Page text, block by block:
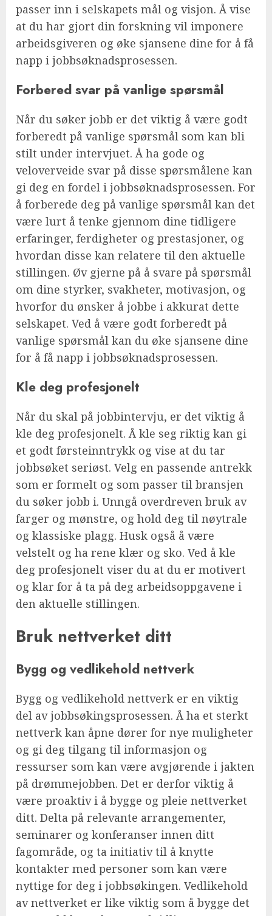
passer inn i selskapets mål og visjon. Å vise
at du har gjort din forskning vil imponere
arbeidsgiveren og øke sjansene dine for å få
napp i jobbsøknadsprosessen.
Forbered svar på vanlige spørsmål
Når du søker jobb er det viktig å være godt
forberedt på vanlige spørsmål som kan bli
stilt under intervjuet. Å ha gode og
veloverveide svar på disse spørsmålene kan
gi deg en fordel i jobbsøknadsprosessen. For
å forberede deg på vanlige spørsmål kan det
være lurt å tenke gjennom dine tidligere
erfaringer, ferdigheter og prestasjoner, og
hvordan disse kan relatere til den aktuelle
stillingen. Øv gjerne på å svare på spørsmål
om dine styrker, svakheter, motivasjon, og
hvorfor du ønsker å jobbe i akkurat dette
selskapet. Ved å være godt forberedt på
vanlige spørsmål kan du øke sjansene dine
for å få napp i jobbsøknadsprosessen.
Kle deg profesjonelt
Når du skal på jobbintervju, er det viktig å
kle deg profesjonelt. Å kle seg riktig kan gi
et godt førsteinntrykk og vise at du tar
jobbsøket seriøst. Velg en passende antrekk
som er formelt og som passer til bransjen
du søker jobb i. Unngå overdreven bruk av
farger og mønstre, og hold deg til nøytrale
og klassiske plagg. Husk også å være
velstelt og ha rene klær og sko. Ved å kle
deg profesjonelt viser du at du er motivert
og klar for å ta på deg arbeidsoppgavene i
den aktuelle stillingen.
Bruk nettverket ditt
Bygg og vedlikehold nettverk
Bygg og vedlikehold nettverk er en viktig
del av jobbsøkingsprosessen. Å ha et sterkt
nettverk kan åpne dører for nye muligheter
og gi deg tilgang til informasjon og
ressurser som kan være avgjørende i jakten
på drømmejobben. Det er derfor viktig å
være proaktiv i å bygge og pleie nettverket
ditt. Delta på relevante arrangementer,
seminarer og konferanser innen ditt
fagområde, og ta initiativ til å knytte
kontakter med personer som kan være
nyttige for deg i jobbsøkingen. Vedlikehold
av nettverket er like viktig som å bygge det